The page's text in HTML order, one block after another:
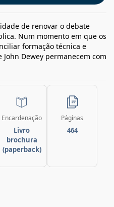
de renovar o debate
Num momento em que os
formação técnica e
Dewey permanecem com
Encardenação
Livro
brochura
(paperback)
Páginas
464